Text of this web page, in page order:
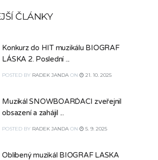
ČLÁNKY
Konkurz do HIT muzikálu BIOGRAF
LÁSKA 2. Poslední ...
POSTED BY RADEK JANDA ON 21. 10. 2025
Muzikál SNOWBOARĎÁCI zveřejnil
obsazení a zahájil ...
POSTED BY RADEK JANDA ON 5. 9. 2025
Oblíbený muzikál BIOGRAF LÁSKA